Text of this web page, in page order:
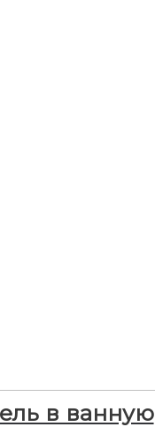
в ванную